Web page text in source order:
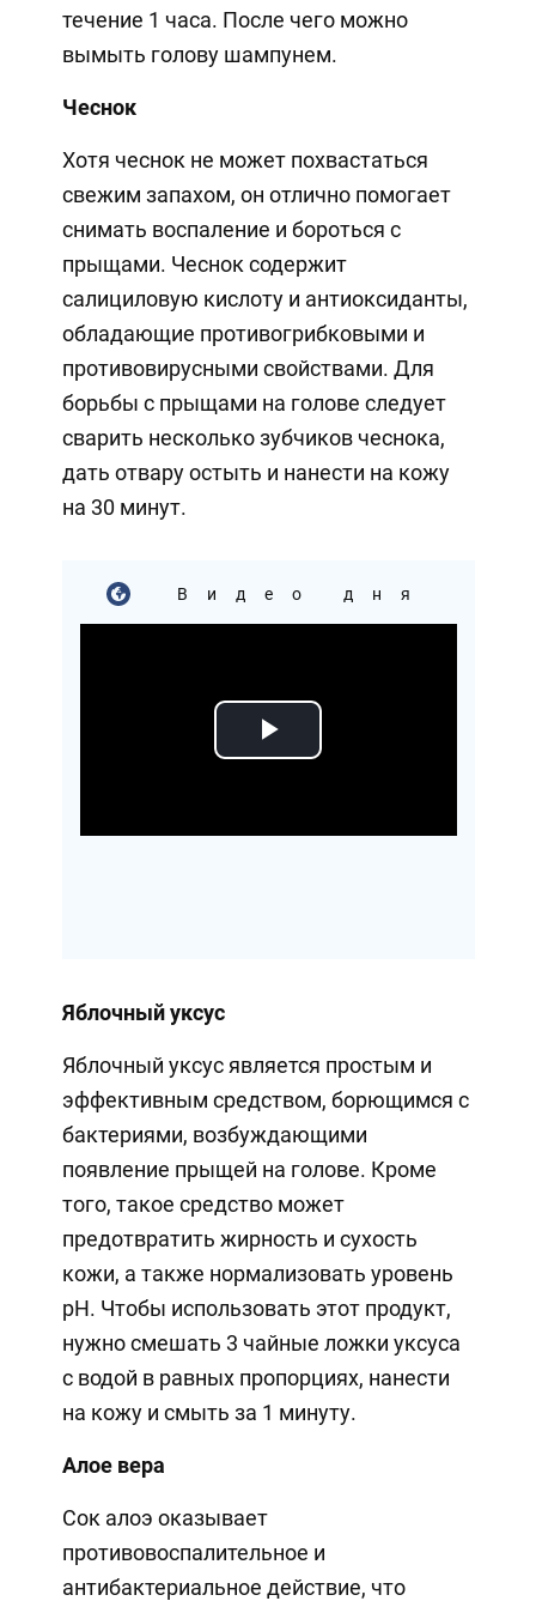
течение 1 часа. После чего можно
вымыть голову шампунем.
Чеснок
Хотя чеснок не может похвастаться
свежим запахом, он отлично помогает
снимать воспаление и бороться с
прыщами. Чеснок содержит
салициловую кислоту и антиоксиданты,
обладающие противогрибковыми и
противовирусными свойствами. Для
борьбы с прыщами на голове следует
сварить несколько зубчиков чеснока,
дать отвару остыть и нанести на кожу
на 30 минут.
Видео дня
Play
Яблочный уксус
Яблочный уксус является простым и
эффективным средством, борющимся с
бактериями, возбуждающими
появление прыщей на голове. Кроме
того, такое средство может
предотвратить жирность и сухость
кожи, а также нормализовать уровень
pH. Чтобы использовать этот продукт,
нужно смешать 3 чайные ложки уксуса
с водой в равных пропорциях, нанести
на кожу и смыть за 1 минуту.
Алое вера
Сок алоэ оказывает
противовоспалительное и
антибактериальное действие, что